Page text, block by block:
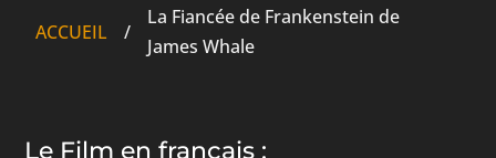
ACCUEIL /
La Fiancée de Frankenstein de
James Whale
Le Film en français :